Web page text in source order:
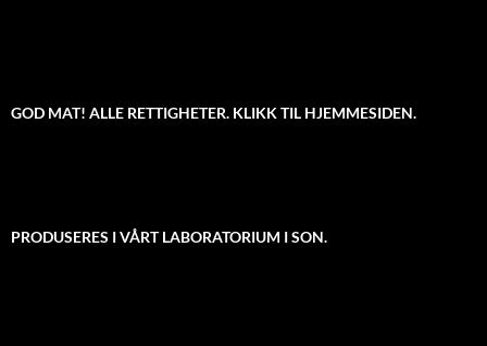
GOD MAT! ALLE RETTIGHETER. KLIKK TIL HJEMMESIDEN.
PRODUSERES I VÅRT LABORATORIUM I SON.